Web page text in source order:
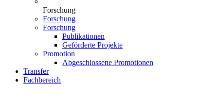
Forschung
Forschung
Forschung
Publikationen
Geförderte Projekte
Promotion
Abgeschlossene Promotionen
Transfer
Fachbereich